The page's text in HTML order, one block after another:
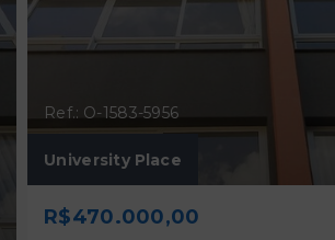
Ref.: O-1583-5956
University Place
R$470.000,00